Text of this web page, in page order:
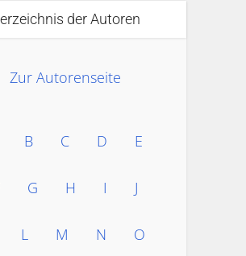
der Autoren
Zur Autorenseite
B C D E
G H I J
L M N O